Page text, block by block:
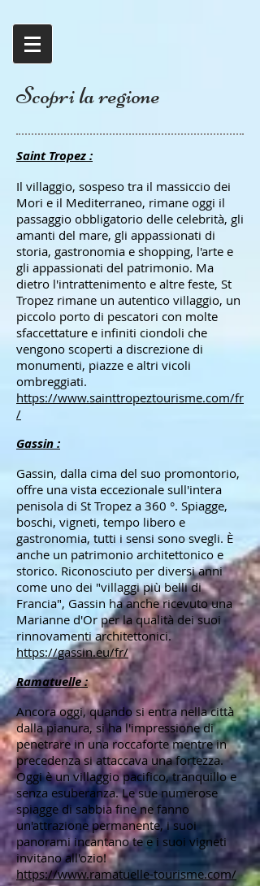
Scopri la regione
Saint Tropez :
Il villaggio, sospeso tra il massiccio dei
Mori e il Mediterraneo, rimane oggi il
passaggio obbligatorio delle celebrità, gli
amanti del mare, gli appassionati di
storia, gastronomia e shopping, l'arte e
gli appassionati del patrimonio. Ma
dietro l'intrattenimento e altre feste, St
Tropez rimane un autentico villaggio, un
piccolo porto di pescatori con molte
sfaccettature e infiniti ciondoli che
vengono scoperti a discrezione di
monumenti, piazze e altri vicoli
ombreggiati.
https://www.sainttropeztourisme.com/fr
/
Gassin :
Gassin, dalla cima del suo promontorio,
offre una vista eccezionale sull'intera
penisola di St Tropez a 360 °. Spiagge,
boschi, vigneti, tempo libero e
gastronomia, tutti i sensi sono svegli. È
anche un patrimonio architettonico e
storico. Riconosciuto per diversi anni
come uno dei "villaggi più belli di
Francia", Gassin ha anche ricevuto una
Marianne d'Or per la qualità dei suoi
rinnovamenti architettonici.
https://gassin.eu/fr/
Ramatuelle :
Ancora oggi, quando si entra nella città
dalla pianura, si ha l'impressione di
penetrare in una roccaforte mentre in
precedenza si attaccava una fortezza.
Oggi è un villaggio pacifico, tranquillo e
senza esuberanza. Le sue numerose
spiagge di sabbia fine ne fanno
un'attrazione permanente, i suoi
panorami incantano te e i suoi vigneti
invitano all'ozio!
https://www.ramatuelle-tourisme.com/